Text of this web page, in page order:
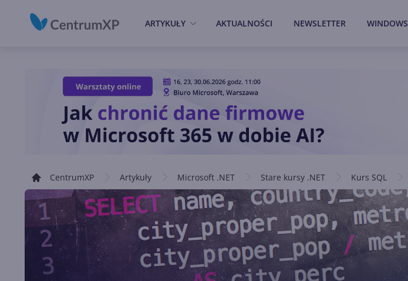
ARTYKUŁY AKTUALNOŚCI NEWSLETTER WINDOWS
CentrumXP Artykuły Microsoft .NET Stare kursy .NET Kurs SQL